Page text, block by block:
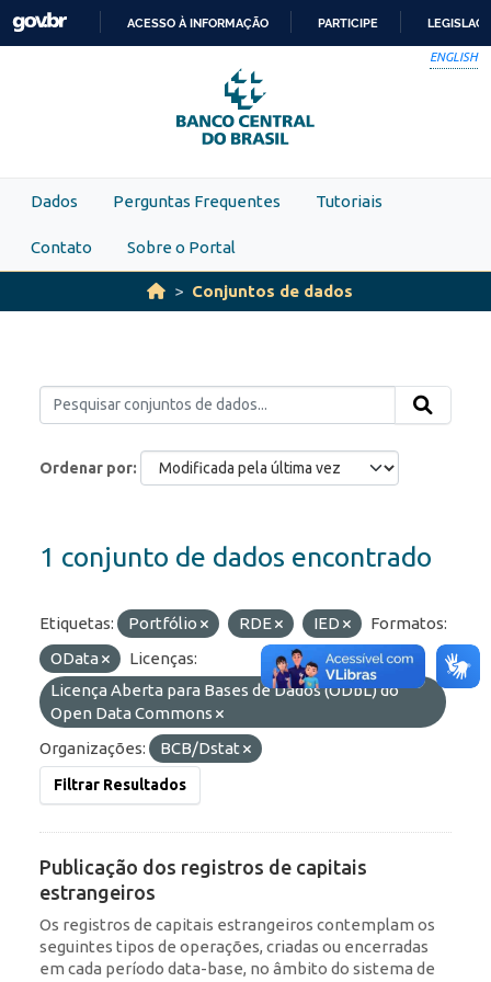
Skip to main content
PARA
O
CONTEÚDO
ACESSO À INFORMAÇÃO PARTICIPE
ENGLISH
Dados Perguntas Frequentes Tutoriais
Contato Sobre o Portal
Conjuntos de dados
Ordenar por
1 conjunto de dados encontrado
Etiquetas: Portfólio RDE IED
Formatos:
OData
Licenças:
Licença Aberta para Bases de Dados (ODbL) do
Open Data Commons
Organizações:
BCB/Dstat
Filtrar Resultados
Publicação dos registros de capitais
estrangeiros
Os registros de capitais estrangeiros contemplam os
seguintes tipos de operações, criadas ou encerradas
em cada período data-base, no âmbito do sistema de